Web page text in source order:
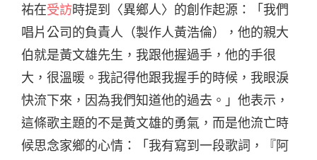
祐在受訪時提到〈異鄉人〉的創作起源：「我們
唱片公司的負責人（製作人黃浩倫），他的親大
伯就是黃文雄先生，我跟他握過手，他的手很
大，很溫暖。我記得他跟我握手的時候，我眼淚
快流下來，因為我們知道他的過去。」他表示，
這條歌主題的不是黃文雄的勇氣，而是他流亡時
候思念家鄉的心情：「我有寫到一段歌詞，『阿